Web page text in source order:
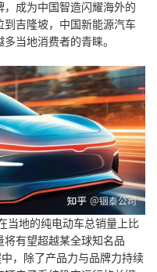
成为中国智造闪耀海外的
到吉隆坡，中国新能源汽车
当地消费者的青睐。
当地的纯电动车总销量上比
将有望超越某全球知名品
，除了产品力与品牌力持续